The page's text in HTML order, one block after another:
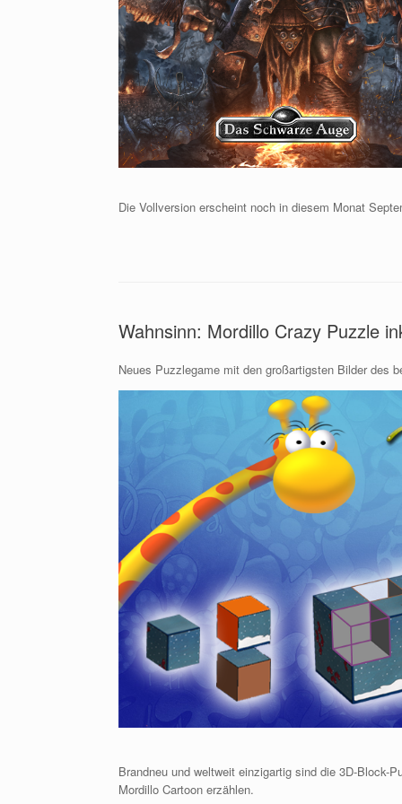
Die Vollversion erscheint noch in diesem Monat
Wahnsinn: Mordillo Crazy Puzzle
Neues Puzzlegame mit den großartigsten Bilder des
Brandneu und weltweit einzigartig sind die 3D-Block-
Mordillo Cartoon erzählen.